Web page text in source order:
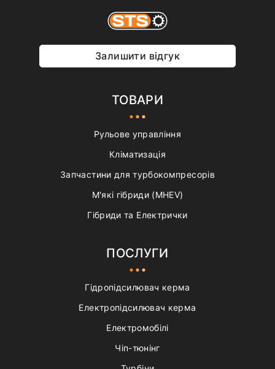
Залишити відгук
ТОВАРИ
Рульове управління
Кліматизація
Запчастини для турбокомпресорів
М'які гібриди (MHEV)
Гібриди та Електрички
ПОСЛУГИ
Гідропідсилювач керма
Електропідсилювач керма
Електромобілі
Чіп-тюнінг